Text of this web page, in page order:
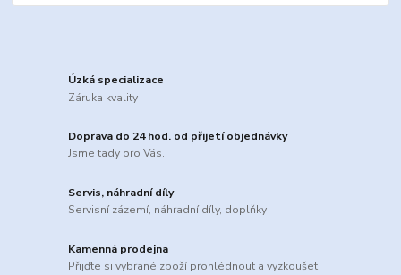
Úzká specializace
Záruka kvality
Doprava do 24 hod. od přijetí objednávky
Jsme tady pro Vás.
Servis, náhradní díly
Servisní zázemí, náhradní díly, doplňky
Kamenná prodejna
Přijďte si vybrané zboží prohlédnout a vyzkoušet